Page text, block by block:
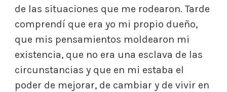
de las situaciones que me rodearon. Tarde
comprendí que era yo mi propio dueño,
que mis pensamientos moldearon mi
existencia, que no era una esclava de las
circunstancias y que en mi estaba el
poder de mejorar, de cambiar y de vivir en